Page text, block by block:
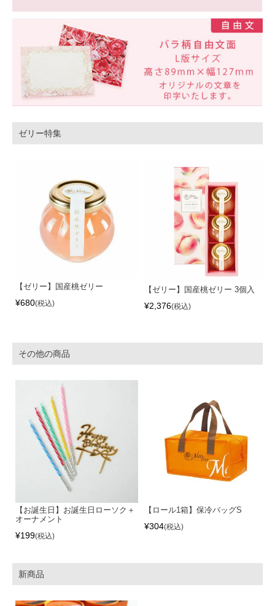
ゼリー特集
【ゼリー】国産桃ゼリー
¥680 税込
【ゼリー】国産桃ゼリー 3個入
¥2,376 税込
その他の商品
【お誕生日】お誕生日ローソク＋
オーナメント
¥199 税込
【ロール1箱】保冷バッグS
¥304 税込
新商品